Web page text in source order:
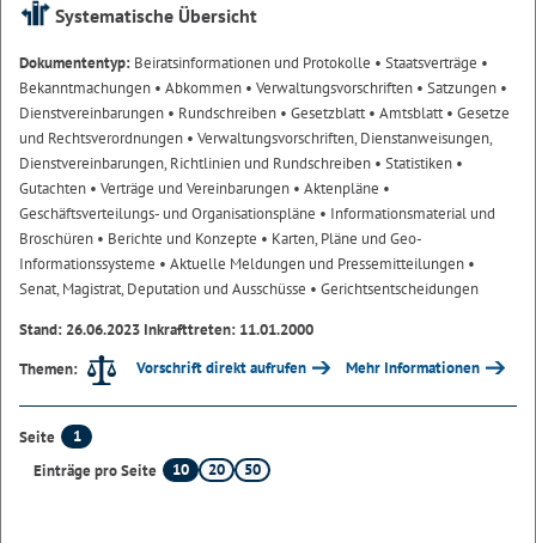
Systematische Übersicht
Dokumententyp: Beiratsinformationen und Protokolle • Staatsverträge •
Bekanntmachungen • Abkommen • Verwaltungsvorschriften • Satzungen •
Dienstvereinbarungen • Rundschreiben • Gesetzblatt• Amtsblatt• Gesetze
und Rechtsverordnungen • Verwaltungsvorschriften, Dienstanweisungen,
Dienstvereinbarungen, Richtlinien und Rundschreiben • Statistiken •
Gutachten • Verträge und Vereinbarungen • Aktenpläne •
Geschäftsverteilungs- und Organisationspläne • Informationsmaterial und
Broschüren • Berichte und Konzepte • Karten, Pläne und Geo-
Informationssysteme • Aktuelle Meldungen und Pressemitteilungen •
Senat, Magistrat, Deputation und Ausschüsse • Gerichtsentscheidungen
Stand: 26.06.2023 Inkrafttreten: 11.01.2000
Themen:
Vorschrift direkt aufrufen Mehr Informationen
Seite
1
Einträge pro Seite
10 20 50